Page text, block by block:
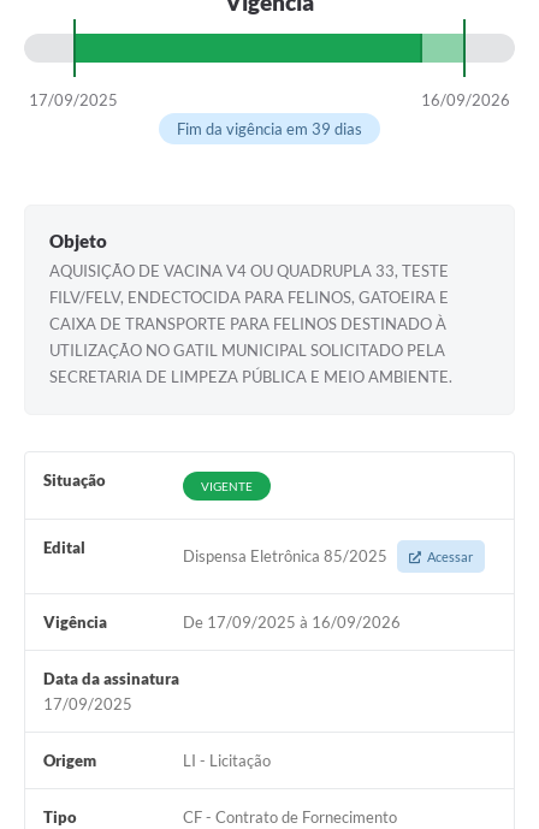
17/09/2025
16/09/2026
Fim da vigência em 39 dias
Objeto
AQUISIÇÃO DE VACINA V4 OU QUADRUPLA 33, TESTE
FILV/FELV, ENDECTOCIDA PARA FELINOS, GATOEIRA E
CAIXA DE TRANSPORTE PARA FELINOS DESTINADO À
UTILIZAÇÃO NO GATIL MUNICIPAL SOLICITADO PELA
SECRETARIA DE LIMPEZA PÚBLICA E MEIO AMBIENTE.
Situação VIGENTE
Edital Dispensa Eletrônica 85/2025 Acessar
Vigência De 17/09/2025 à 16/09/2026
Data da assinatura
17/09/2025
Origem LI - Licitação
Tipo CF - Contrato de Fornecimento